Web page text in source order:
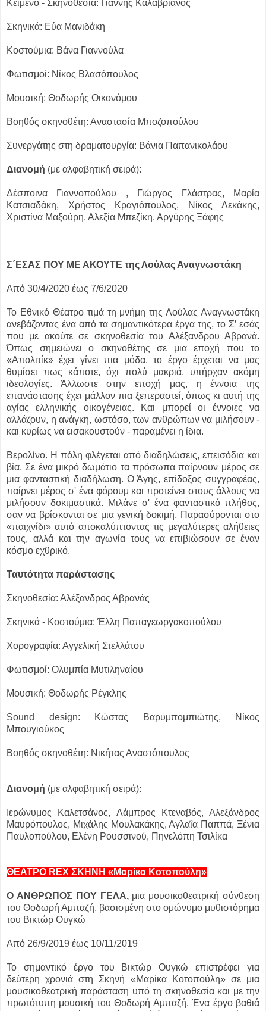
Κείμενο - Σκηνοθεσία: Γιάννης Καλαβριανός
Σκηνικά: Εύα Μανιδάκη
Κοστούμια: Βάνα Γιαννούλα
Φωτισμοί: Νίκος Βλασόπουλος
Μουσική: Θοδωρής Οικονόμου
Βοηθός σκηνοθέτη: Αναστασία Μποζοπούλου
Συνεργάτης στη δραματουργία: Βάνια Παπανικολάου
Διανομή (με αλφαβητική σειρά):
Δέσποινα Γιαννοπούλου , Γιώργος Γλάστρας, Μαρία
Κατσιαδάκη, Χρήστος Κραγιόπουλος, Νίκος Λεκάκης,
Χριστίνα Μαξούρη, Αλεξία Μπεζίκη, Αργύρης Ξάφης
Σ΄ΕΣΑΣ ΠΟΥ ΜΕ ΑΚΟΥΤΕ της Λούλας Αναγνωστάκη
Από 30/4/2020 έως 7/6/2020
Το Εθνικό Θέατρο τιμά τη μνήμη της Λούλας Αναγνωστάκη
ανεβάζοντας ένα από τα σημαντικότερα έργα της, το Σ’ εσάς
που με ακούτε σε σκηνοθεσία του Αλέξανδρου Αβρανά.
Όπως σημειώνει ο σκηνοθέτης σε μια εποχή που το
«Απολιτίκ» έχει γίνει πια μόδα, το έργο έρχεται να μας
θυμίσει πως κάποτε, όχι πολύ μακριά, υπήρχαν ακόμη
ιδεολογίες. Άλλωστε στην εποχή μας, η έννοια της
επανάστασης έχει μάλλον πια ξεπεραστεί, όπως κι αυτή της
αγίας ελληνικής οικογένειας. Και μπορεί οι έννοιες να
αλλάζουν, η ανάγκη, ωστόσο, των ανθρώπων να μιλήσουν -
και κυρίως να εισακουστούν - παραμένει η ίδια.
Βερολίνο. Η πόλη φλέγεται από διαδηλώσεις, επεισόδια και
βία. Σε ένα μικρό δωμάτιο τα πρόσωπα παίρνουν μέρος σε
μια φανταστική διαδήλωση. Ο Άγης, επίδοξος συγγραφέας,
παίρνει μέρος σ' ένα φόρουμ και προτείνει στους άλλους να
μιλήσουν δοκιμαστικά. Μιλάνε σ' ένα φανταστικό πλήθος,
σαν να βρίσκονται σε μια γενική δοκιμή. Παρασύρονται στο
«παιχνίδι» αυτό αποκαλύπτοντας τις μεγαλύτερες αλήθειες
τους, αλλά και την αγωνία τους να επιβιώσουν σε έναν
κόσμο εχθρικό.
Ταυτότητα παράστασης
Σκηνοθεσία: Αλέξανδρος Αβρανάς
Σκηνικά - Κοστούμια: Έλλη Παπαγεωργακοπούλου
Χορογραφία: Αγγελική Στελλάτου
Φωτισμοί: Ολυμπία Μυτιληναίου
Μουσική: Θοδωρής Ρέγκλης
Sound design: Κώστας Βαρυμπομπιώτης, Νίκος
Μπουγιούκος
Βοηθός σκηνοθέτη: Νικήτας Αναστόπουλος
Διανομή (με αλφαβητική σειρά):
Ιερώνυμος Καλετσάνος, Λάμπρος Κτεναβός, Αλεξάνδρος
Μαυρόπουλος, Μιχάλης Μουλακάκης, Αγλαΐα Παππά, Ξένια
Παυλοπούλου, Ελένη Ρουσσινού, Πηνελόπη Τσιλίκα
ΘΕΑΤΡΟ REX ΣΚΗΝΗ «Μαρίκα Κοτοπούλη»
Ο ΑΝΘΡΩΠΟΣ ΠΟΥ ΓΕΛΑ,μια μουσικοθεατρική σύνθεση
του Θοδωρή Αμπαζή, βασισμένη στο ομώνυμο μυθιστόρημα
του Βικτώρ Ουγκώ
Από 26/9/2019 έως 10/11/2019
Το σημαντικό έργο του Βικτώρ Ουγκώ επιστρέφει για
δεύτερη χρονιά στη Σκηνή «Μαρίκα Κοτοπούλη» σε μια
μουσικοθεατρική παράσταση υπό τη σκηνοθεσία και με την
πρωτότυπη μουσική του Θοδωρή Αμπαζή. Ένα έργο βαθιά